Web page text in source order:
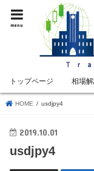
menu
トップページ 相場
HOME usdjpy4
2019.10.01
usdjpy4